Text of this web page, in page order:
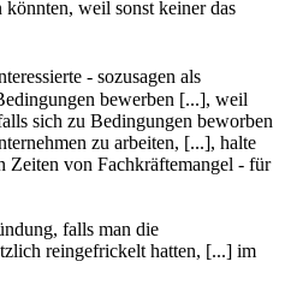
weil sonst keiner das
- sozusagen als
bewerben [...], weil
sich zu Bedingungen beworben
zu arbeiten, [...], halte
Zeiten von Fachkräftemangel - für
falls man die
reingefrickelt hatten, [...] im